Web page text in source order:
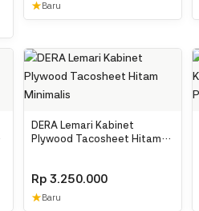
★ Baru
DERA Lemari Kabinet
Plywood Tacosheet Hitam
Rp3.250.000
★ Baru